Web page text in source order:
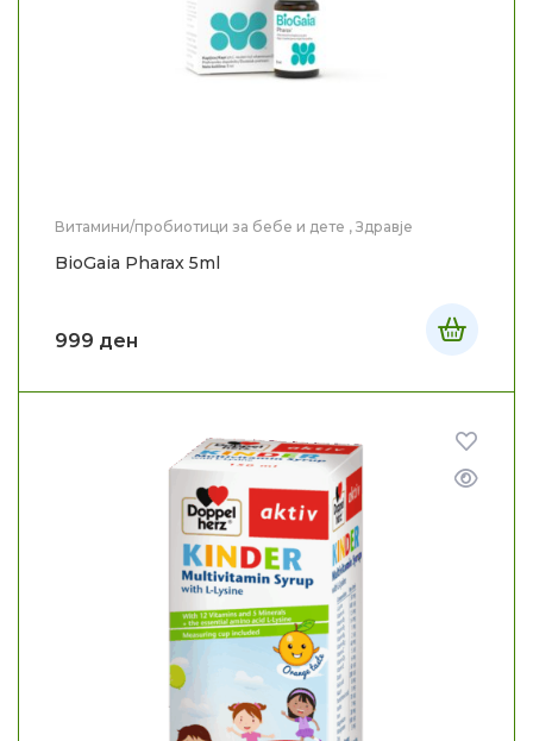
Витамини/пробиотици за бебе и дете , Здравје
BioGaia Pharax 5ml
999 ден